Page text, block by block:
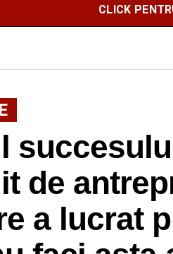
CLICK
de
a lucrat